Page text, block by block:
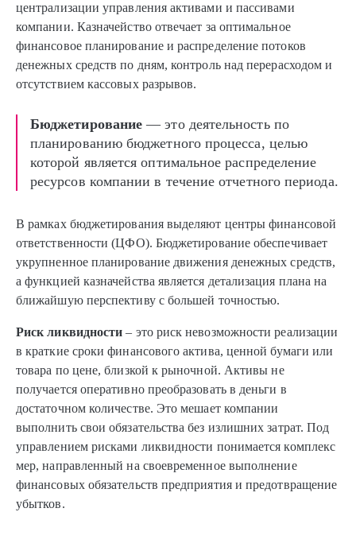
централизации управления активами и пассивами
компании. Казначейство отвечает за оптимальное
финансовое планирование и распределение потоков
денежных средств по дням, контроль над перерасходом и
отсутствием кассовых разрывов.
Бюджетирование — это деятельность по
планированию бюджетного процесса, целью
которой является оптимальное распределение
ресурсов компании в течение отчетного периода.
В рамках бюджетирования выделяют центры финансовой
ответственности (ЦФО). Бюджетирование обеспечивает
укрупненное планирование движения денежных средств,
а функцией казначейства является детализация плана на
ближайшую перспективу с большей точностью.
Риск ликвидности – это риск невозможности реализации
в краткие сроки финансового актива, ценной бумаги или
товара по цене, близкой к рыночной. Активы не
получается оперативно преобразовать в деньги в
достаточном количестве. Это мешает компании
выполнить свои обязательства без излишних затрат. Под
управлением рисками ликвидности понимается комплекс
мер, направленный на своевременное выполнение
финансовых обязательств предприятия и предотвращение
убытков.